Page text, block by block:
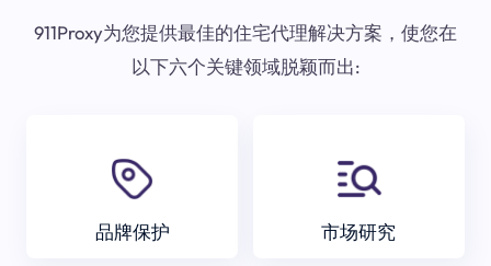
911Proxy为您提供最佳的住宅代理解决方案，使您在
以下六个关键领域脱颖而出:
品牌保护 市场研究